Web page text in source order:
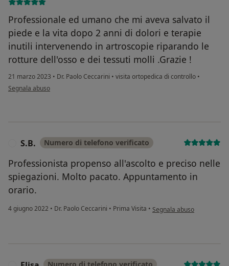
Professionale ed umano che mi aveva salvato il
piede e la vita dopo 2 anni di dolori e terapie
inutili intervenendo in artroscopie riparando le
rotture dell'osso e dei tessuti molli .Grazie !
21 marzo 2023 • Dr. Paolo Ceccarini • visita ortopedica di controllo •
secondo l'opinione dell'utente Rodica Halmi
Segnala abuso
S.B. Numero di telefono verificato
Professionista propenso all'ascolto e preciso nelle
spiegazioni. Molto pacato. Appuntamento in
orario.
4 giugno 2022 • Dr. Paolo Ceccarini • Prima Visita • secondo l'opinione
Segnala abuso